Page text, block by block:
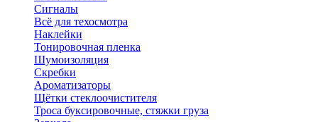
Сигналы
Всё для техосмотра
Наклейки
Тонировочная пленка
Шумоизоляция
Скребки
Ароматизаторы
Щётки стеклоочистителя
Троса буксировочные, стяжки груза